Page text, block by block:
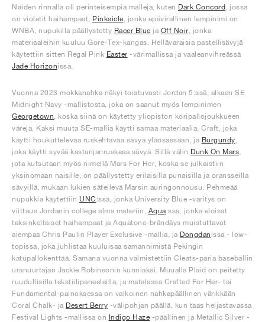
Näiden rinnalla oli perinteisempiä malleja, kuten Dark Concord , jossa
on violetit haihampaat, Pinksicle , jonka epävirallinen lempinimi on
WNBA, nupukilla päällystetty Racer Blue ja Off Noir , jonka
materiaaleihin kuuluu Gore-Tex-kangas. Hellävaraisia pastellisävyjä
käytettiin sitten Regal Pink Easter -värimallissa ja vaaleanvihreässä
Jade Horizonissa.
Vuonna 2023 mokkanahka näkyi toistuvasti Jordan 5:ssä, alkaen SE
Midnight Navy -mallistosta, joka on saanut myös lempinimen
Georgetown , koska siinä on käytetty yliopiston koripallojoukkueen
värejä. Kaksi muuta SE-mallia käytti samaa materiaalia, Craft, joka
käytti houkuttelevaa ruskehtavaa sävyä yläosassaan, ja Burgundy
joka käytti syvää kastanjanruskeaa sävyä. Sillä välin Dunk On Mars
jota kutsutaan myös nimellä Mars For Her, koska se julkaistiin
yksinomaan naisille, on päällystetty erilaisilla punaisilla ja oransseilla
sävyillä, mukaan lukien säteilevä Marsin auringonnousu. Pehmeää
nupukkia käytettiin UNC :ssä, jonka University Blue -väritys on
viittaus Jordanin college alma materiin, Aqua:ssa, jonka eloisat
taksinkeltaiset haihampaat ja Aquatone-brändäys muistuttavat
aiempaa Chris Paulin Player Exclusive -mallia, ja Dongdan issa - low-
topissa, joka juhlistaa kuuluisaa samannimistä Pekingin
katupallokenttää. Samana vuonna valmistettiin Cleats-paria baseballin
uranuurtajan Jackie Robinsonin kunniaksi. Muualla Plaid on peitetty
ruudullisilla tekstiilipaneeleilla, ja matalassa Crafted For Her- tai
Fundamental-painoksessa on valkoinen nahkapäällinen värikkään
Coral Chalk- ja Desert Berry -välipohjan päällä, kun taas heijastavassa
Festival Lights -mallissa on Indigo Haze -päällinen ja Metallic Silver -